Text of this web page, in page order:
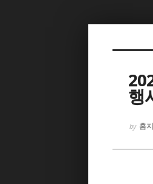
행
by 홈